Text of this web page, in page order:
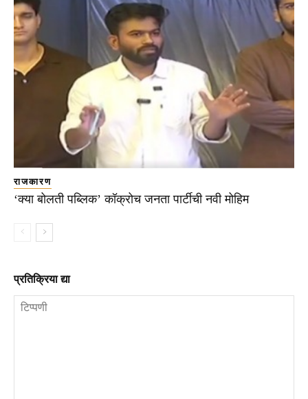
राजकारण
‘क्या बोलती पब्लिक’ कॉक्रोच जनता पार्टीची नवी मोहिम
प्रतिक्रिया द्या